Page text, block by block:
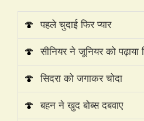
🍄 पहले चुदाई फिर प्यार
🍄 सीनियर ने जूनियर को पढ़ाया
🍄 सिदरा को जगाकर चोदा
🍄 बहन ने खुद बोब्स दबवाए